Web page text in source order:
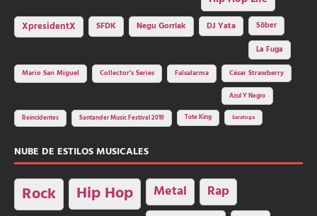
XpresidentX SFDK Negu Gorriak DJ Yata
Sôber
La Fuga
Mario San Miguel
Collector's Series Falsalarma César Strawberry
Azul Y Negro
Reincidentes Santander Music Festival 2019 Tote King Saratoga
NUBE DE ESTILOS MUSICALES
Rock Hip Hop Metal Rap